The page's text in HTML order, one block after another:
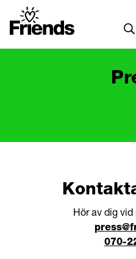
Hör av dig vid
070-